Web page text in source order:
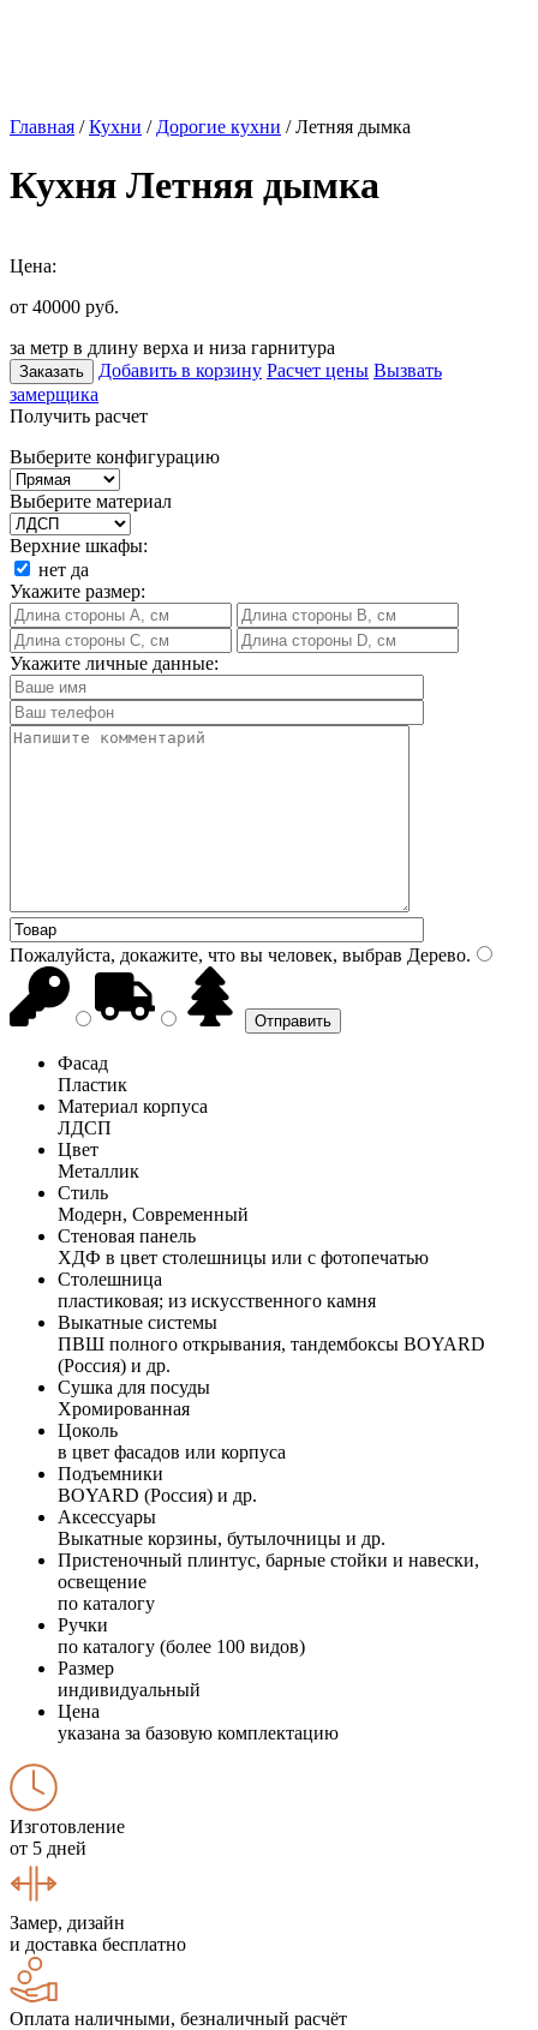
Главная /Кухни / Дорогие кухни / Летняя дымка
Кухня Летняя дымка
Цена:
от 40000 руб.
за метр в длину верха и низа гарнитура
Заказать Добавить в корзину Расчет цены Вызвать
замерщика
Получить расчет
Выберите конфигурацию
Выберите материал
Верхние шкафы:
нет да
Укажите размер:
Укажите личные данные:
Пожалуйста, докажите, что вы человек, выбрав Дерево.
Фасад
Пластик
Материал корпуса
ЛДСП
Цвет
Металлик
Стиль
Модерн, Современный
Стеновая панель
ХДФ в цвет столешницы или с фотопечатью
Столешница
пластиковая; из искусственного камня
Выкатные системы
ПВШ полного открывания, тандембоксы BOYARD
(Россия) и др.
Сушка для посуды
Хромированная
Цоколь
в цвет фасадов или корпуса
Подъемники
BOYARD (Россия) и др.
Аксессуары
Выкатные корзины, бутылочницы и др.
Пристеночный плинтус, барные стойки и навески,
освещение
по каталогу
Ручки
по каталогу (более 100 видов)
Размер
индивидуальный
Цена
указана за базовую комплектацию
Изготовление
от 5 дней
Замер, дизайн
и доставка бесплатно
Оплата наличными, безналичный расчёт